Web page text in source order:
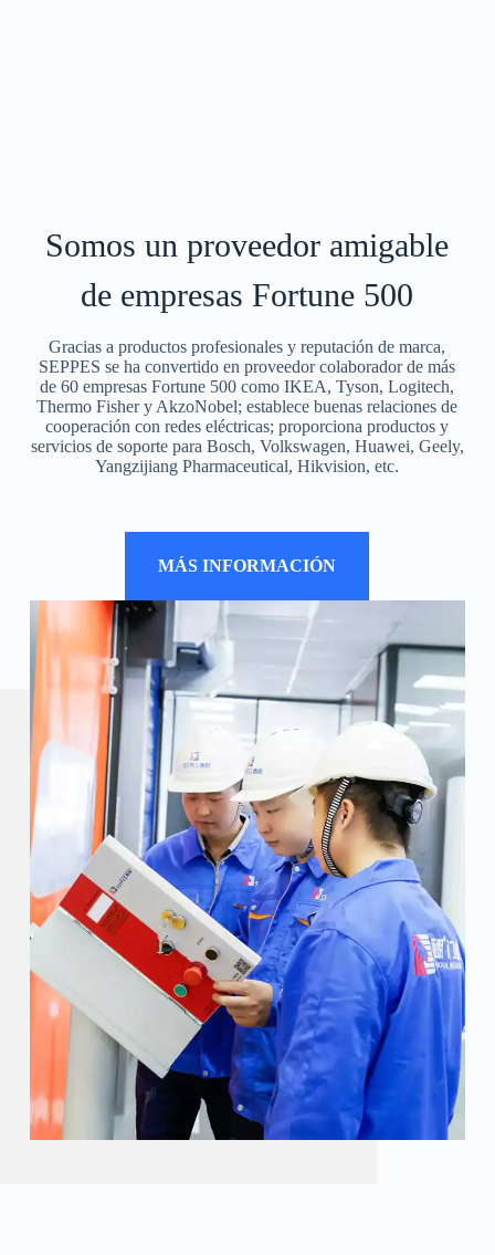
Somos un proveedor amigable
de empresas Fortune 500
Gracias a productos profesionales y reputación de marca,
SEPPES se ha convertido en proveedor colaborador de más
de 60 empresas Fortune 500 como IKEA, Tyson, Logitech,
Thermo Fisher y AkzoNobel; establece buenas relaciones de
cooperación con redes eléctricas; proporciona productos y
servicios de soporte para Bosch, Volkswagen, Huawei, Geely,
Yangzijiang Pharmaceutical, Hikvision, etc.
MÁS INFORMACIÓN